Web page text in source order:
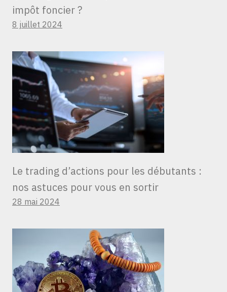
impôt foncier ?
8 juillet 2024
Le trading d’actions pour les débutants :
nos astuces pour vous en sortir
28 mai 2024